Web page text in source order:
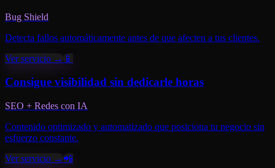
Bug Shield
Detecta fallos automáticamente antes de que afecten a tus clientes.
Ver servicio → 📱
Consigue visibilidad sin dedicarle horas
SEO + Redes con IA
Contenido optimizado y automatizado que posiciona tu negocio sin
esfuerzo constante.
Ver servicio → 📲